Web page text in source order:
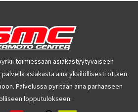
toimiessaan asiakastyytyväiseen
asiakasta aina yksilöllisesti ottaen
Palvelussa pyritään aina parhaaseen
lopputulokseen.